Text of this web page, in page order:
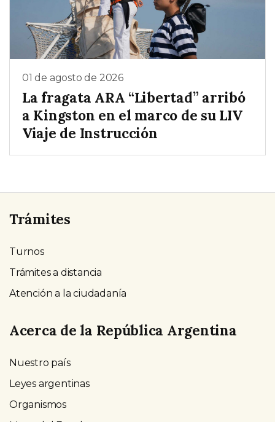
01 de agosto de 2026
La fragata ARA “Libertad” arribó
a Kingston en el marco de su LIV
Viaje de Instrucción
Trámites
Turnos
Trámites a distancia
Atención a la ciudadanía
Acerca de la República Argentina
Nuestro país
Leyes argentinas
Organismos